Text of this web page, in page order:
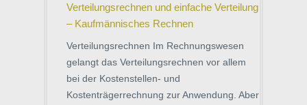
Verteilungsrechnen und einfache Verteilung
– Kaufmännisches Rechnen
Verteilungsrechnen Im Rechnungswesen
gelangt das Verteilungsrechnen vor allem
bei der Kostenstellen- und
Kostenträgerrechnung zur Anwendung. Aber